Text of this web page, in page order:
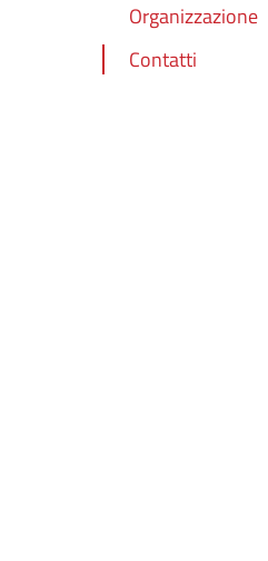
Organizzazione
Contatti